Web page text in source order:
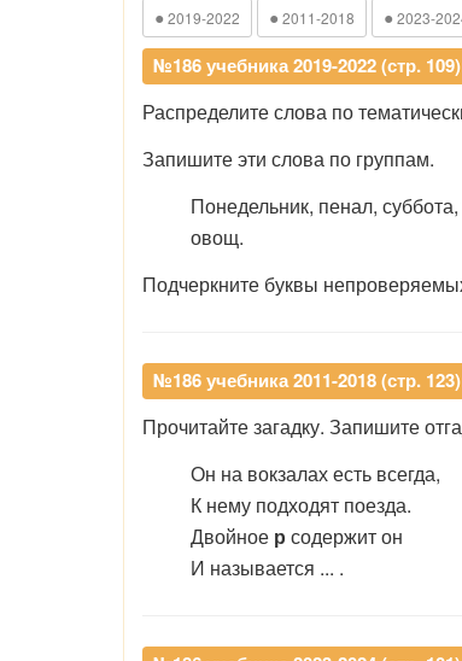
● 2019-2022 ● 2011-2018 ● 2023-
№186 учебника 2019-2022 (стр.
Распределите слова по
Запишите эти слова по группам.
Понедельник, пенал,
овощ.
Подчеркните буквы
№186 учебника 2011-2018 (стр.
Прочитайте загадку. Запишите
Он на вокзалах есть всегда,
К нему подходят поезда.
Двойное р содержит он
И называется ... .